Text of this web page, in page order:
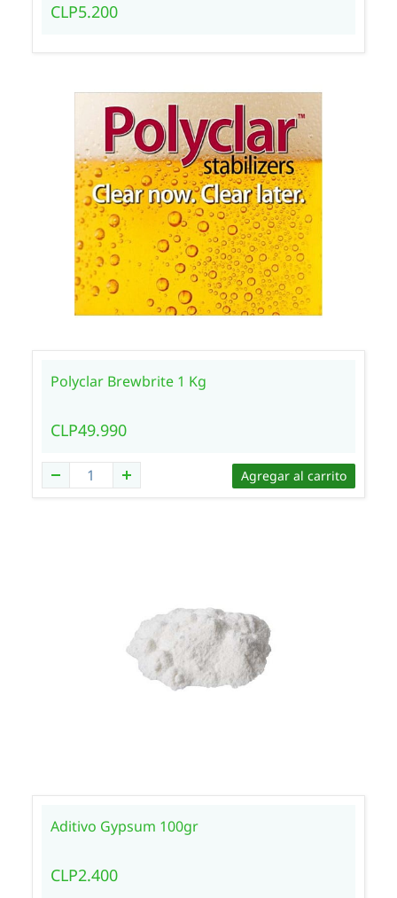
CLP5.200
Polyclar Brewbrite 1 Kg
CLP49.990
Agregar al carrito
Aditivo Gypsum 100gr
CLP2.400